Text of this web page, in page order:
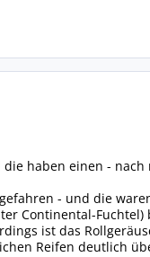
haben einen -
- und die
Continental-
ist das
Reifen deutlich